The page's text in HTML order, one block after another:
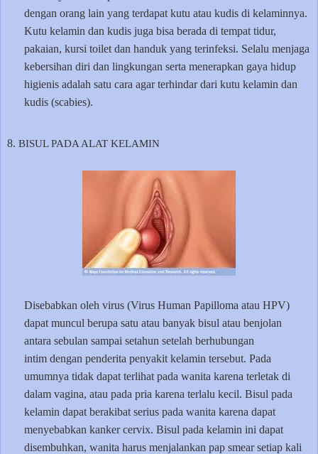
dengan orang lain yang terdapat kutu atau kudis di kelaminnya.
Kutu kelamin dan kudis juga bisa berada di tempat tidur,
pakaian, kursi toilet dan handuk yang terinfeksi. Selalu menjaga
kebersihan diri dan lingkungan serta menerapkan gaya hidup
higienis adalah satu cara agar terhindar dari kutu kelamin dan
kudis (scabies).
8. BISUL PADA ALAT KELAMIN
Disebabkan oleh virus (Virus Human Papilloma atau HPV)
dapat muncul berupa satu atau banyak bisul atau benjolan
antara sebulan sampai setahun setelah berhubungan
intim dengan penderita penyakit kelamin tersebut. Pada
umumnya tidak dapat terlihat pada wanita karena terletak di
dalam vagina, atau pada pria karena terlalu kecil. Bisul pada
kelamin dapat berakibat serius pada wanita karena dapat
menyebabkan kanker cervix. Bisul pada kelamin ini dapat
disembuhkan, wanita harus menjalankan pap smear setiap kali